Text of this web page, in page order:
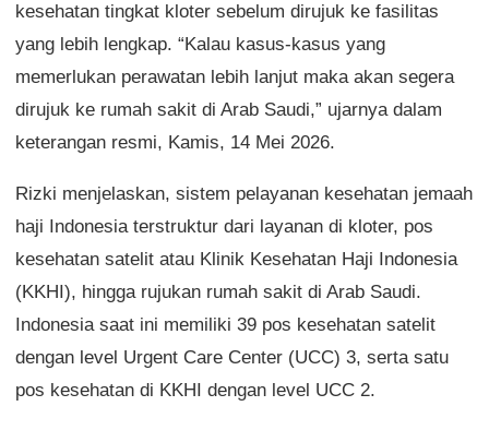
kesehatan tingkat kloter sebelum dirujuk ke fasilitas
yang lebih lengkap. “Kalau kasus-kasus yang
memerlukan perawatan lebih lanjut maka akan segera
dirujuk ke rumah sakit di Arab Saudi,” ujarnya dalam
keterangan resmi, Kamis, 14 Mei 2026.
Rizki menjelaskan, sistem pelayanan kesehatan jemaah
haji Indonesia terstruktur dari layanan di kloter, pos
kesehatan satelit atau Klinik Kesehatan Haji Indonesia
(KKHI), hingga rujukan rumah sakit di Arab Saudi.
Indonesia saat ini memiliki 39 pos kesehatan satelit
dengan level Urgent Care Center (UCC) 3, serta satu
pos kesehatan di KKHI dengan level UCC 2.